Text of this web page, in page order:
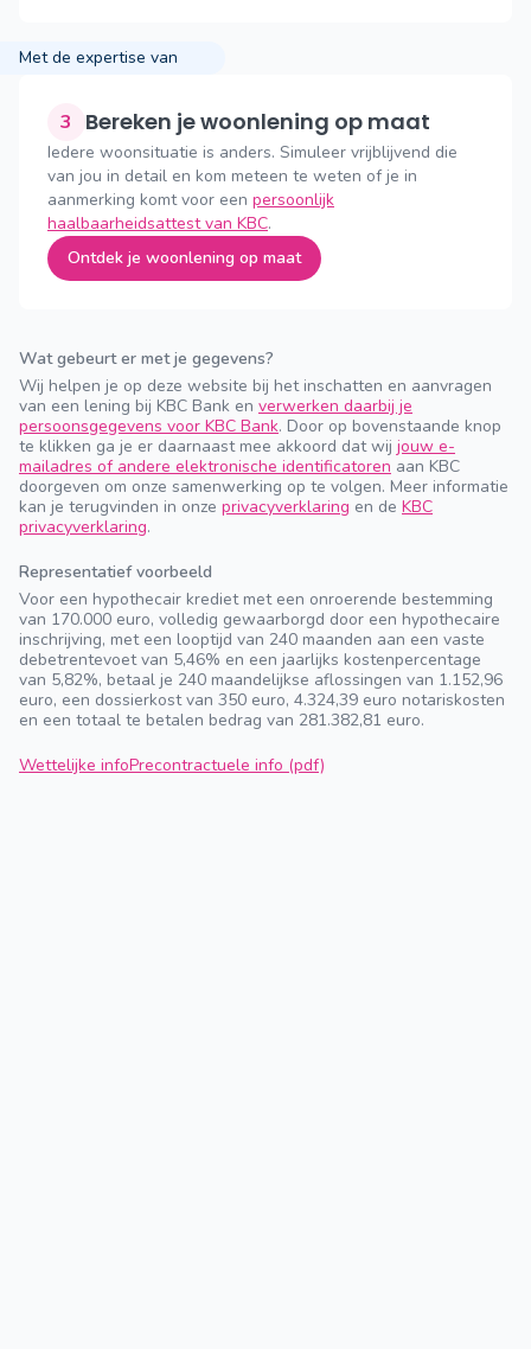
Met de expertise van
3 Bereken je woonlening op maat
Iedere woonsituatie is anders. Simuleer vrijblijvend die
van jou in detail en kom meteen te weten of je in
aanmerking komt voor een persoonlijk
haalbaarheidsattest van KBC.
Ontdek je woonlening op maat
Wat gebeurt er met je gegevens?
Wij helpen je op deze website bij het inschatten en aanvragen
van een lening bij KBC Bank en verwerken daarbij je
persoonsgegevens voor KBC Bank. Door op bovenstaande knop
te klikken ga je er daarnaast mee akkoord dat wij jouw e-
mailadres of andere elektronische identificatoren aan KBC
doorgeven om onze samenwerking op te volgen. Meer informatie
kan je terugvinden in onze privacyverklaring en de KBC
privacyverklaring.
Representatief voorbeeld
Voor een hypothecair krediet met een onroerende bestemming
van 170.000 euro, volledig gewaarborgd door een hypothecaire
inschrijving, met een looptijd van 240 maanden aan een vaste
debetrentevoet van 5,46% en een jaarlijks kostenpercentage
van 5,82%, betaal je 240 maandelijkse aflossingen van 1.152,96
euro, een dossierkost van 350 euro, 4.324,39 euro notariskosten
en een totaal te betalen bedrag van 281.382,81 euro.
Wettelijke infoPrecontractuele info (pdf)